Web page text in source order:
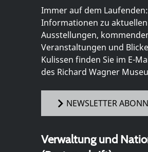
Immer auf dem Laufenden:
Informationen zu aktuellen
Ausstellungen,
Veranstaltungen und
Kulissen finden Sie im E-
des Richard Wagner
NEWSLETTER
Verwaltung und